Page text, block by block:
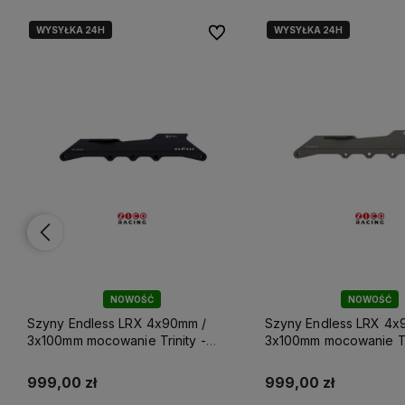
NOWOŚĆ
WYSYŁKA 24H
Szyny Endless LRX 4x90mm /
3x100mm mocowanie Trinity -
999,00 zł
Do ulubionych
Do ulubionych
NOWOŚĆ
WYSYŁKA 24H
Szyny Endless Coburn
Sicodelic Olive Drab
1 199,00 zł